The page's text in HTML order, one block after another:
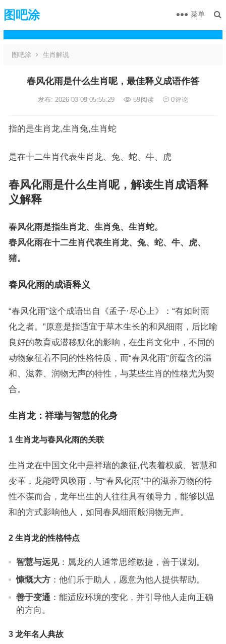
图吧涂 菜单
图吧涂 生肖解说
春风化雨是什么生肖呢，最佳释义成语作答
发布: 2026-03-09 05:55:29 59阅读 0评论
指的是生肖龙,生肖兔,生肖蛇
是在十二生肖代表生肖龙、兔、蛇、牛、虎
春风化雨是什么生肖呢，解读生肖成语释
义解释
春风化雨是指生肖龙、生肖兔、生肖蛇。
春风化雨在十二生肖代表生肖龙、兔、蛇、牛、虎、
猪。
春风化雨的成语释义
“春风化雨”这个成语出自《孟子·尽心上》：“有如时雨
化之者。”原意是指适宜于草木生长的和风细雨，后比喻
良好的教育或潜移默化的影响，在生肖文化中，不同的
动物象征着不同的性格特质，而“春风化雨”所蕴含的温
和、滋养、润物无声的特性，与某些生肖的性格尤为契
合。
生肖龙：祥瑞与智慧的化身
1 生肖龙与春风化雨的关联
生肖龙在中国文化中是祥瑞的象征,代表着权威、智慧和
变革，龙能呼风唤雨，与“春风化雨”中的滋养万物的特
性不谋而合，龙年出生的人往往具有领导力，能够以温
和的方式影响他人，如同春风细雨般润物无声。
2 生肖龙的性格特点
智慧与远见：属龙的人通常思维敏捷，善于谋划。
慷慨大方：他们乐于助人，愿意为他人提供帮助。
善于变通 ：能适应环境的变化，并引导他人走向正确
的方向。
3 龙年名人典故